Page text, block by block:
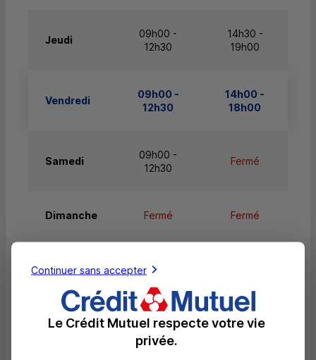
Jeudi
09h00 -
12h30
14h30 -
19h00
Vendredi
09h00 -
12h30
14h00 -
18h00
Samedi
09h00 -
12h30
Fermé
Dimanche Fermé Fermé
Services
Retrait de billets EUR
Continuer sans accepter
Le Crédit Mutuel respecte votre vie
privée.